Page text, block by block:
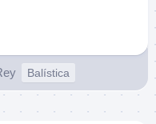
Balística